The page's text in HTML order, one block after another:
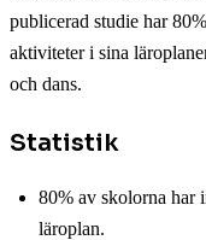
publicerad studie har
aktiviteter i sina
och dans.
Statistik
80% av skolorna har
läroplan.